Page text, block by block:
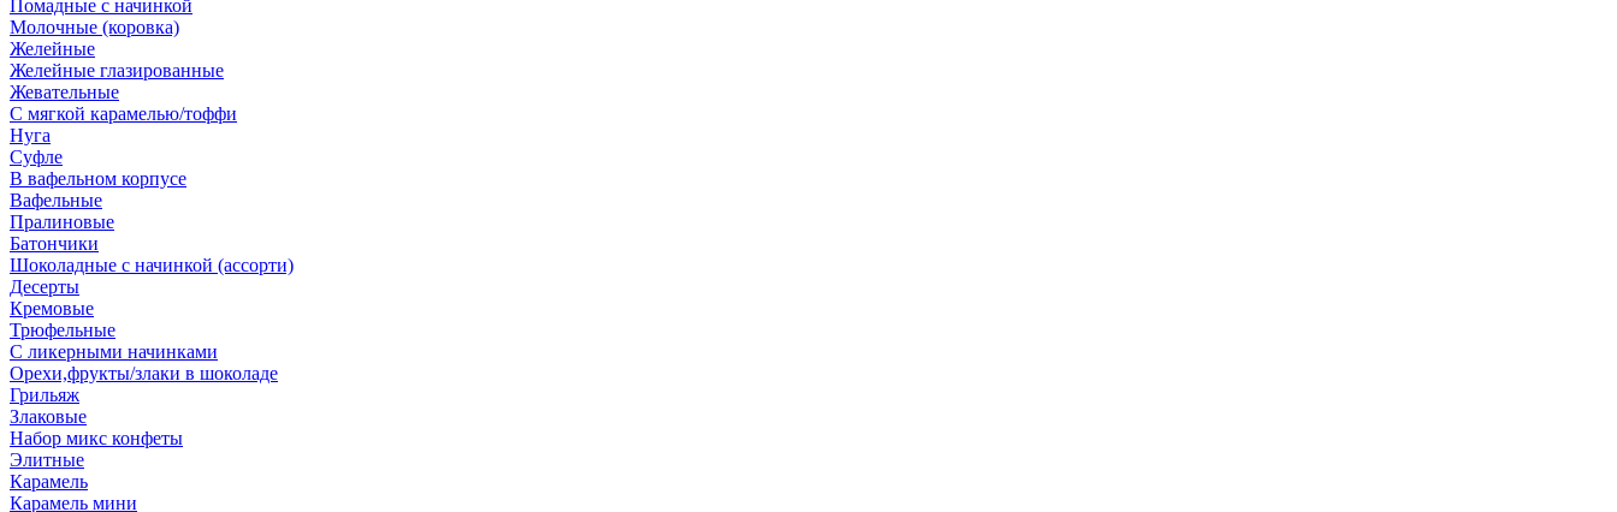
Помадные с начинкой
Молочные (коровка)
Желейные
Желейные глазированные
Жевательные
С мягкой карамелью/тоффи
Нуга
Суфле
В вафельном корпусе
Вафельные
Пралиновые
Батончики
Шоколадные с начинкой (ассорти)
Десерты
Кремовые
Трюфельные
С ликерными начинками
Орехи,фрукты/злаки в шоколаде
Грильяж
Злаковые
Набор микс конфеты
Элитные
Карамель
Карамель мини